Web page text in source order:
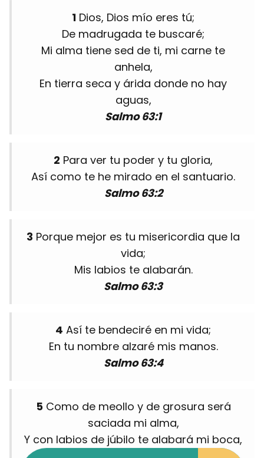
1 Dios, Dios mío eres tú;
De madrugada te buscaré;
Mi alma tiene sed de ti, mi carne te
anhela,
En tierra seca y árida donde no hay
aguas,
Salmo 63:1
2 Para ver tu poder y tu gloria,
Así como te he mirado en el santuario.
Salmo 63:2
3 Porque mejor es tu misericordia que la
vida;
Mis labios te alabarán.
Salmo 63:3
4 Así te bendeciré en mi vida;
En tu nombre alzaré mis manos.
Salmo 63:4
5Como de meollo y de grosura será
saciada mi alma,
Y con labios de júbilo te alabará mi boca,